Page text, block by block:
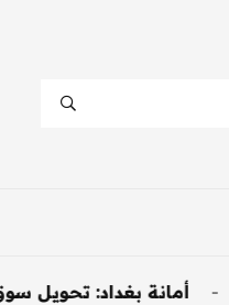
تحويل سوق مريدي إلى نموذجي